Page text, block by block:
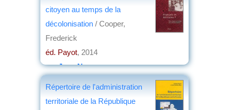
citoyen au temps de la
décolonisation / Cooper,
Frederick
éd. Payot, 2014
parJean Nemo
Répertoire de l'administration
territoriale de la République